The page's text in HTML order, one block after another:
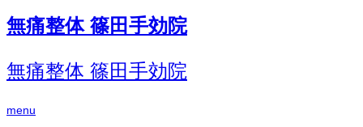
無痛整体 篠田手効院
無痛整体 篠田手効院
menu